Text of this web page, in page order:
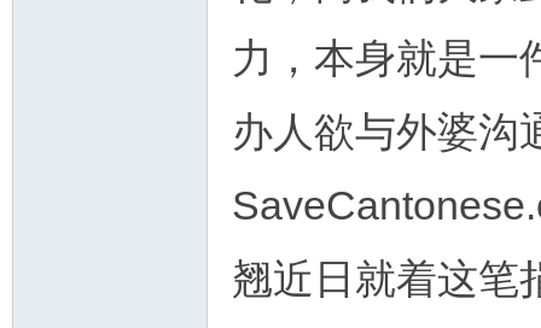
力，本身就是一
办人欲与外婆沟
翘近日就着这笔